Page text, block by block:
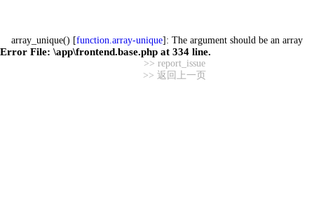
array_unique() [function.array-unique]: The argument should be an array
Error File: \app\frontend.base.php at 334 line.
>> report_issue
>> 返回上一页